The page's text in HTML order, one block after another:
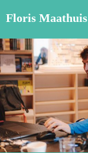
Floris Maathuis